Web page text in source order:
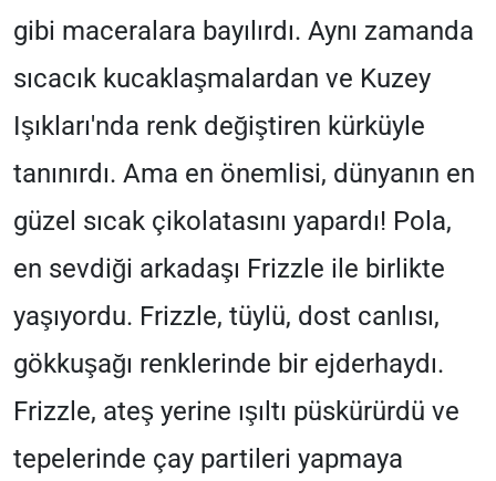
gibi maceralara bayılırdı. Aynı zamanda
sıcacık kucaklaşmalardan ve Kuzey
Işıkları'nda renk değiştiren kürküyle
tanınırdı. Ama en önemlisi, dünyanın en
güzel sıcak çikolatasını yapardı! Pola,
en sevdiği arkadaşı Frizzle ile birlikte
yaşıyordu. Frizzle, tüylü, dost canlısı,
gökkuşağı renklerinde bir ejderhaydı.
Frizzle, ateş yerine ışıltı püskürürdü ve
tepelerinde çay partileri yapmaya